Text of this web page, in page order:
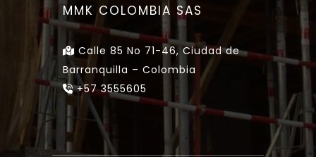
MMK COLOMBIA SAS
Calle 85 No 71-46, Ciudad de
Barranquilla – Colombia
+57 3555605